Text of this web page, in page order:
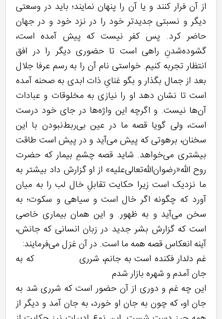
از آن فرار کنند و یا آن را پنهان نمایند؛ باید در وسعتی
دیگر و نسبتی جدیدتر خود را در نزد خود و در جهان
حاضر کرد. پس کفر نیست که پیش آمده است،
گشوده‌شدنِ راهی است تا حضوری دیگر را در افق
انتظار تجربه کنیم. خواستی نام آن را به رسم عرفا جلال
بعد از جمال بگذار و بگو غنایِ ذات ابدی به صحنه آمده
است تا نشان دهد او را نیازی به مخلوقات و عبادات
آن‌ها نیست. و اگرچه این واژه‌ها در جای خود درست
است، ولی گویا قصه ما در عین بی‌ربط‌نبودن با این
سخنان، برهوتی که پیش می‌آید و در پیش است طاقت
بیشتری می‌خواهد. شاید قصه چشمِ بیمار که حضرت
روح الله«رضوان‌الله‌تعالی‌علیه» از او گزارش داد بیشتر به
ما نزدیک است زیرا حکایت تقابلِ خال لب را به میان
آورد که چگونه اگر خال است و سیاهی و سکوت؛ به
سخن می‌آید و به ظهور. و این همان بیماری خاصی
است که گزارش بشر جدید در زبان انسانی که جانش،
آینه انعکاس قصه همه ما است. در آن غزل می‌فرمایند:
غم دلدار فكنده است به جانم، شررى كه به
جان آمدم و شهره بازار شدم
این چه غم و دوری از آن حضور است که شرری شد به
جان او، که چون به جان او خورد، به جان آمد و دیگر از